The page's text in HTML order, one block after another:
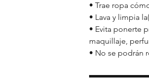
• Trae ropa
• Lava y limpia
• Evita ponerte
maquillaje,
• No se podrán